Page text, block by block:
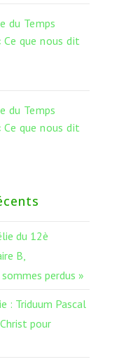
du Temps
que nous dit
du Temps
que nous dit
du 12è
B,
perdus »
: Triduum Pascal
pour